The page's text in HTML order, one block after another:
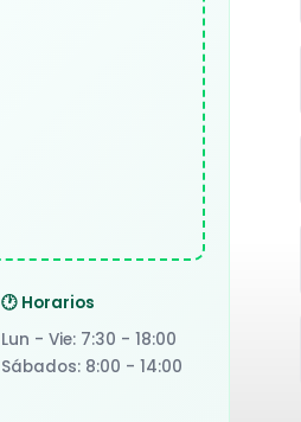
🕐 Horarios
Lun - Vie: 7:30 - 18:00
Sábados: 8:00 - 14:00